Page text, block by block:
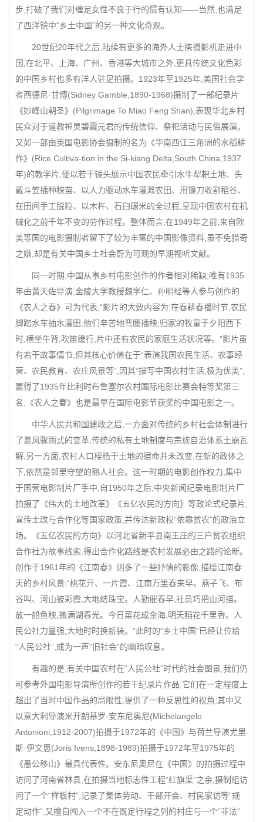
步,打破了我们对缠足女性不良于行的惯有认知——当然,也满足
了西洋镜中“乡土中国”的另一种文化奇观。
20世纪20年代之后,陆续有更多的海外人士携摄影机走进中
国,在北平、上海、广州、香港等大城市之外,更具传统文化色彩
的中国乡村也多有洋人驻足拍摄。1923年至1925年,美国社会学
者西德尼·甘博(Sidney Gamble,1890-1968)摄制了一部纪录片
《妙峰山朝圣》(Pilgrimage To Miao Feng Shan),表现华北乡村
民众对于道教神灵碧霞元君的传统信仰、祭祀活动与民俗展演。
又如一部由英国电影协会摄制的名为《华南西江三角洲的水稻耕
作》(Rice Cultiva-tion in the Si-kiang Delta,South China,1937
年)的教学片,便以若干镜头展示中国农民牵引水牛犁耙土地、头
戴斗笠插种秧苗、以人力驱动水车灌溉农田、用镰刀收割稻谷、
在田间手工脱粒、以木杵、石臼碾米的全过程,呈现中国农村在机
械化之前千年不变的劳作过程。整体而言,在1949年之前,来自欧
美等国的电影摄制者留下了较为丰富的中国影像资料,虽不免猎奇
之嫌,却是有关中国乡土社会蔚为可观的早期视听文献。
同一时期,中国从事乡村电影创作的作者相对稀缺,唯有1935
年由黄天佐导演,金陵大学教授魏学仁、孙明经等人参与创作的
《农人之春》可为代表,“影片的大致内容为:在春耕春播时节,农民
脚踏水车抽水灌田;他们辛苦地弯腰插秧;归家的牧童于夕阳西下
时,横坐牛背,吹笛缓行;片中还有农民的家庭生活状况等。”影片虽
有若干故事情节,但其核心价值在于“表演我国农民生活、农事经
营、农民教育、农庄风景等”,因其“描写中国农村生活,极为优美”,
赢得了1935年比利时布鲁塞尔农村国际电影比赛会特等奖第三
名,《农人之春》也是最早在国际电影节获奖的中国电影之一。
中华人民共和国建政之后,一方面对传统的乡村社会体制进行
了暴风骤雨式的变革,传统的私有土地制度与宗族自治体系土崩瓦
解,另一方面,农村人口桎梏于土地的宿命并未改变,在新的政体之
下,依然是邻里守望的熟人社会。这一时期的电影创作权力,集中
于国营电影制片厂手中,自1950年之后,中央新闻纪录电影制片厂
拍摄了《伟大的土地改革》《五亿农民的方向》等政论式纪录片,
宣传土改与合作化等国家政策,并传达新政权“依靠贫农”的政治立
场。《五亿农民的方向》以河北省新平县南王庄的三户贫农组织
合作社为故事线索,得出合作化路线是农村发展必由之路的论断。
创作于1961年的《江南春》则多了一些抒情的影像,描绘江南春
天的乡村风景:“桃花开、一片霞、江南万里春来早。燕子飞、布
谷叫、河山披彩霞,大地结珠宝。人勤催春早,社员巧把山河描。
放一船鱼秧,撒满湖春光。今日菜花成金海,明天稻花千里香。人
民公社力量强,大地时时换新装。”此时的“乡土中国”已经让位给
“人民公社”,成为一声“旧社会”的幽暗叹息。
有趣的是,有关中国农村在“人民公社”时代的社会图景,我们仍
可参考外国电影导演所创作的若干纪录片作品,它们在一定程度上
超出了当时中国作品的局限性,提供了一种反思性的视角,其中又
以意大利导演米开朗基罗·安东尼奥尼(Michelangelo
Antonioni,1912-2007)拍摄于1972年的《中国》与荷兰导演尤里
斯·伊文思(Joris Ivens,1898-1989)拍摄于1972年至1975年的
《愚公移山》最具代表性。安东尼奥尼在《中国》的拍摄过程中
访问了河南省林县,在拍摄当地标志性工程“红旗渠”之余,摄制组访
问了一个“样板村”,记录了集体劳动、干部开会、村民家访等“规
定动作”,又擅自闯入一个不在既定行程之列的村庄与一个“非法”